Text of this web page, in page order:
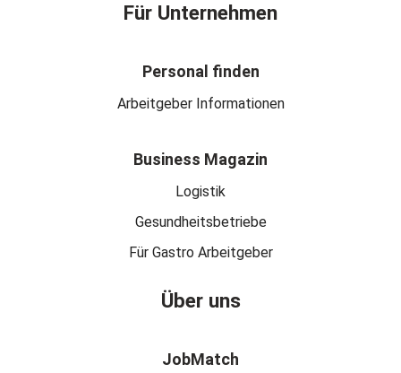
Für Unternehmen
Personal finden
Arbeitgeber Informationen
Business Magazin
Logistik
Gesundheitsbetriebe
Für Gastro Arbeitgeber
Über uns
JobMatch